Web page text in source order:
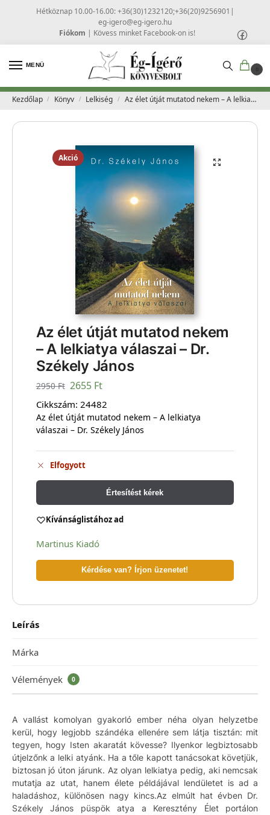
Hétköznap 10.00-16.00: +36(30)1232120;+36(20)9256901 |
eg-igero@eg-igero.hu
Fiókom | Kövess minket Facebook-on is!
MENÜ
0
Kezdőlap / Könyv / Lelkiség / Az élet útját mutatod nekem – A lelkiatya válaszai – Dr. Székely János
Akció
Az élet útját mutatod nekem
– A lelkiatya válaszai – Dr.
Székely János
2950Ft 2655 Ft
Cikkszám: 24482
Az élet útját mutatod nekem – A lelkiatya
válaszai – Dr. Székely János
Elfogyott
Értesítést kérek
Kívánságlistához ad
Martinus Kiadó
Kérdése van? Írjon üzenetet!
Leírás
Márka
Vélemények 0
A vallást komolyan gyakorló ember néha olyan helyzetbe
kerül, hogy legjobb szándéka ellenére sem látja tisztán: mit
tegyen, hogy Isten akaratát kövesse? Ilyenkor legbiztosabb
útjelzőnk a lelki atyánk. Ha a tőle kapott tanácsokat követjük,
biztosan jó úton járunk. Az olyan lelkiatya pedig, aki nemcsak
mutatja az utat, hanem élete példájával lendületet is ad a
haladáshoz, különösen nagy kincs.Az elmúlt hat évben Dr.
Székely János püspök atya a Keresztény Élet portálon